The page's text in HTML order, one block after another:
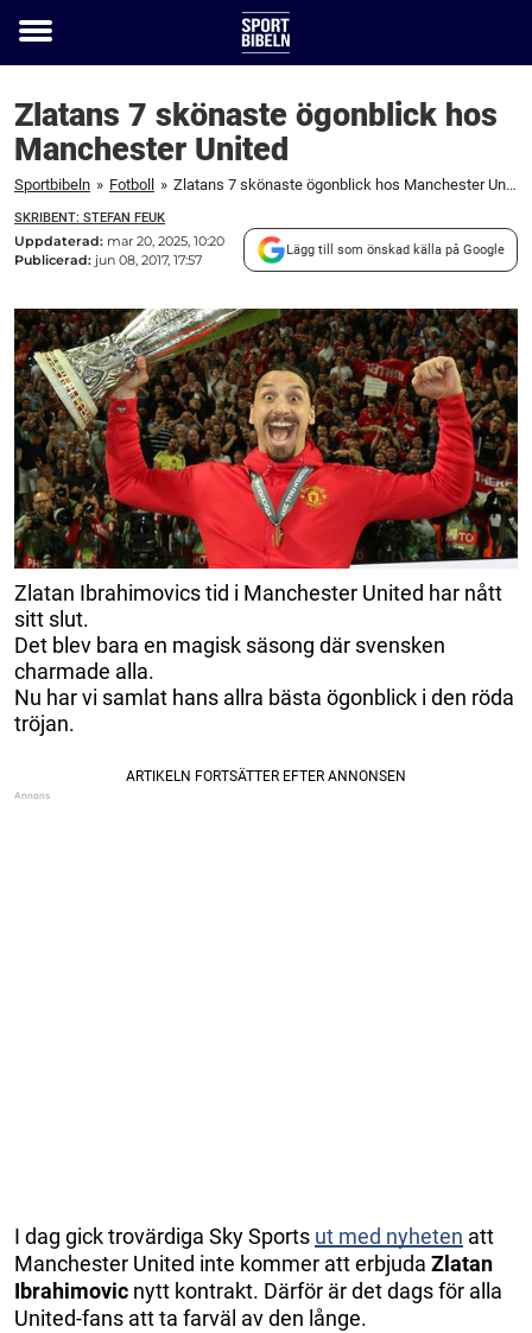
Toggle
Zlatans 7 skönaste ögonblick hos
Manchester United
Sportbibeln » Fotboll » Zlatans 7 skönaste ögonblick hos Manchester United
SKRIBENT: STEFAN FEUK
Uppdaterad: mar 20, 2025, 10:20
Publicerad: jun 08, 2017, 17:57
Lägg till som önskad källa på Google
Zlatan Ibrahimovics tid i Manchester United har nått
sitt slut.
Det blev bara en magisk säsong där svensken
charmade alla.
Nu har vi samlat hans allra bästa ögonblick i den röda
tröjan.
I dag gick trovärdiga Sky Sports ut med nyheten att
Manchester United inte kommer att erbjuda Zlatan
Ibrahimovic nytt kontrakt. Därför är det dags för alla
United-fans att ta farväl av den långe.